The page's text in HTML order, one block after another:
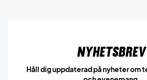
Nyhetsbrev
Håll dig uppdaterad på nyheter om